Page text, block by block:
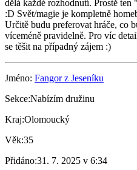
dělá každé rozhodnutí. Prostě
:D Svět/magie je kompletně
Určitě budu preferovat hráče, co
víceméně pravidelně. Pro víc
se těšit na případný zájem :)
Jméno: Fangor z Jeseníku
Sekce:Nabízím družinu
Kraj:Olomoucký
Věk:35
Přidáno:31. 7. 2025 v 6:34